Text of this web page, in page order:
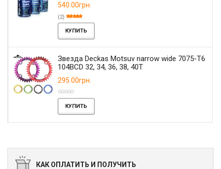
540.00грн.
(2)
КУПИТЬ
Звезда Deckas Motsuv narrow wide 7075-T6
104BCD 32, 34, 36, 38, 40T
295.00грн.
КУПИТЬ
КАК ОПЛАТИТЬ И ПОЛУЧИТЬ